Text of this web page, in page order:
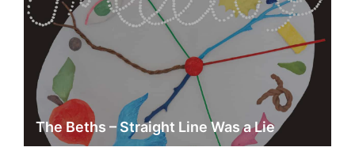
The Beths – Straight Line Was a Lie